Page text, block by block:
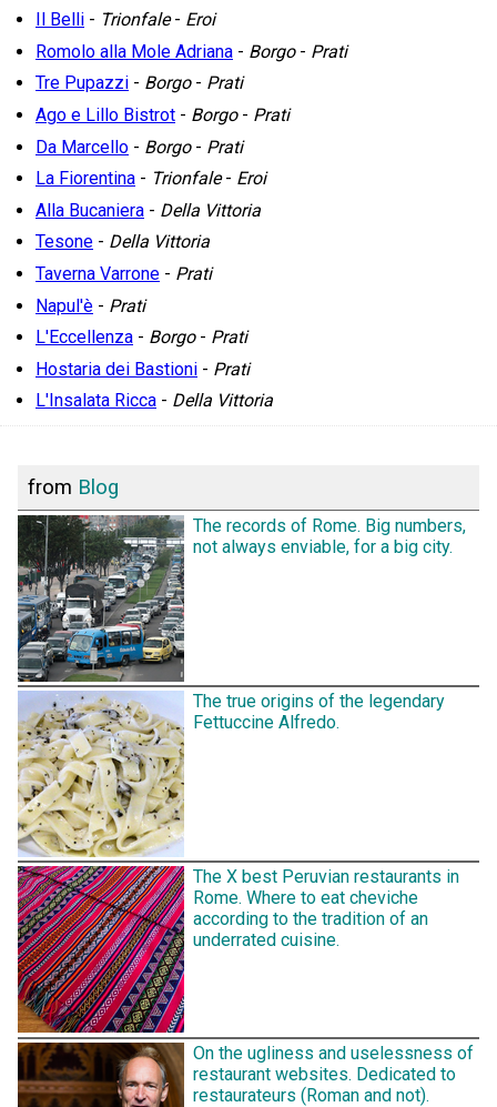
Il Belli - Trionfale- Eroi
Romolo alla Mole Adriana - Borgo- Prati
Tre Pupazzi - Borgo- Prati
Ago e Lillo Bistrot - Borgo- Prati
Da Marcello - Borgo- Prati
La Fiorentina - Trionfale- Eroi
Alla Bucaniera - Della Vittoria
Tesone - Della Vittoria
Taverna Varrone - Prati
Napul'è - Prati
L'Eccellenza - Borgo- Prati
Hostaria dei Bastioni - Prati
L'Insalata Ricca - Della Vittoria
from Blog
The records of Rome. Big numbers,
not always enviable, for a big city.
The true origins of the legendary
Fettuccine Alfredo.
The X best Peruvian restaurants in
Rome. Where to eat cheviche
according to the tradition of an
underrated cuisine.
On the ugliness and uselessness of
restaurant websites. Dedicated to
restaurateurs (Roman and not).